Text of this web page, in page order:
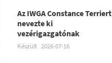
Az IWGA Constance Terriert
nevezte ki
vezérigazgatónak
Készült 2026-07-16